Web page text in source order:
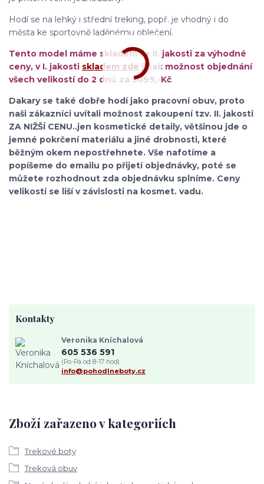
Hodí se na lehký i střední treking, popř. je vhodný i do
města ke sportovně laděnému oblečení.
Tento model máme skladem ve II. jakosti za výhodné
ceny, v I. jakosti skladem zde jinak možnost objednání
všech velikostí do 2 dnů za 3099,-Kč
Dakary se také dobře hodí jako pracovní obuv, proto
naši zákazníci uvítali možnost zakoupení tzv. II. jakosti
ZA NIŽŠÍ CENU..jen kosmetické detaily, většinou jde o
jemné pokrčení materiálu a jiné drobnosti, které
běžným okem nepostřehnete. Vše nafotíme a
popíšeme do emailu po přijetí objednávky, poté se
můžete rozhodnout zda objednávku splníme. Ceny
velikostí se liší v závislosti na kosmet. vadu.
Zboží zařazeno v kategoriích
Trekové boty
Treková obuv
Kontakty
Veronika Kníchalová
605 536 591
(Po-Pá od 8-17 hod)
info@pohodlneboty.cz